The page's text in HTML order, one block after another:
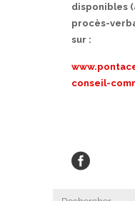
disponibles
procès-
sur :
conseil-